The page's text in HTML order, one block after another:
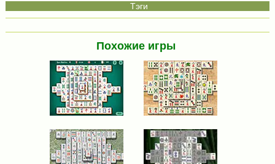
Похожие игры